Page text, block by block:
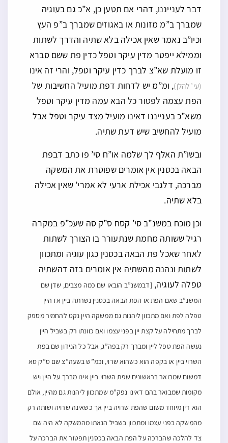
דבר לענייננו, דהרי אם תטען כן, א”כ גם בעוגיה
שמברך ב”מ מזונות או באגוזים שמברך ב”פ העץ
וכיו”ב נאמר שאין אכילה בלא שתיה והדרך לשתות
וממילא ייפטר מדין עיקר וטפל כדין פת ששם סברא
זו מועלת שא”צ לברך כדין עיקר וטפל, והרי זה אינו
(עי’ להלן), ומ”מ יש לדחות דפת מועיל החשיבות של
הפת עצמה לפטור כל הבא עמה מדין עיקר וטפל
משא”כ בענייננו דאינו מועיל מצד עיקר וטפל אבל
מועיל להחשיב שיש דעת שתיה.
ובשו”ת האלף לך שלמה או”ח סי’ פו כתב דבפת
הבאה בכסנין אין אומרים שפוטרת את המשקה
מברכה, דלגבי אכילת ארעי לא אמרי’ שאין אכילה
בלא שתיה.
וכן מוכח במשנ”ב סי’ קסח ס”ק סה שעכ”פ במקרה
רגיל ששותה מחמת שנתעורר בו הצורך לשתות
לאחר שאכל פת הבאה בכסנין כגון עוגיה ומתכוון
לשתות ונהנה מהשתיה אין אומרים בזה דהשתיה
טפלה לעוגיה, [דבמשנ”ב הובאו שם כמה מצבים, שדן שם
המשנ”ב שאם הפת או הפת הבאה בכסנין נשרתה ביין אז היין
טפלה לפת ואם מתכוון ליהנות גם ממשקה היין נקט להחמיר מספק
לברך מתחילה על קצת יין בפני עצמו ואם כוונתו רק בשביל היין
נעשה הפת טפל ליין ומברך רק בפה”ג, אבל כל הנידון שם בפת
השרוי ביין או בקפה הוא כשהוא שרוי, וכמ”ש בשעה”צ שם ס”ק סא
דמשום שמבואר בראשונים שפת השרוי ביין אינו מברך על היין ויש
מקומות שמבואר בהם דאינו נפק”מ שמתכוון ליהנות גם מהיין, אולם
הוא דין מיוחד משום שהפת שרויה ביין אך כשאינה שרויה ושותה רק
מהמשקה בפני עצמו ומתכוון בשביל הנאתו מהמשקה לא היה שם
צד להלכה שהברכה על הפת הבאה בכסנין תפטור את הברכה על